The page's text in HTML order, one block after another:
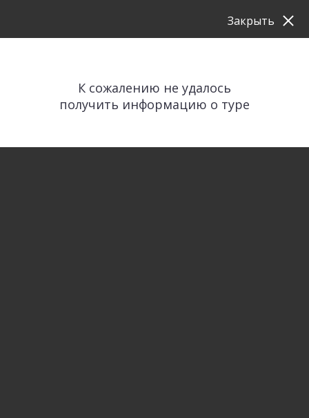
К сожалению не удалось
получить информацию о туре
Закрыть